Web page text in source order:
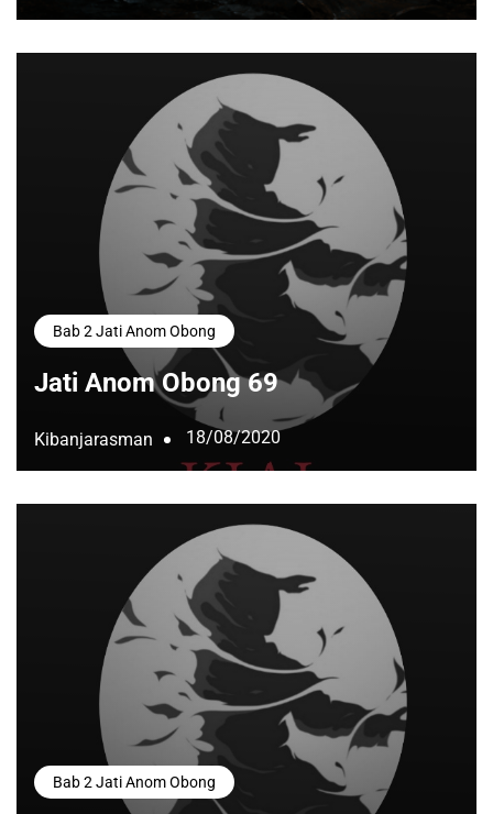
Bab 2 Jati Anom Obong
Jati Anom Obong 69
Kibanjarasman 18/08/2020
Bab 2 Jati Anom Obong